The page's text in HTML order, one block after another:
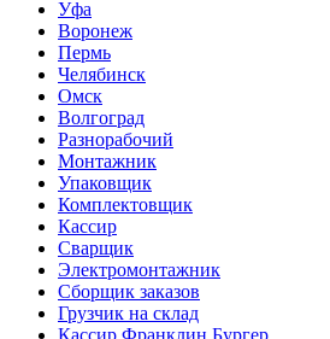
Уфа
Воронеж
Пермь
Челябинск
Омск
Волгоград
Разнорабочий
Монтажник
Упаковщик
Комплектовщик
Кассир
Сварщик
Электромонтажник
Сборщик заказов
Грузчик на склад
Кассир Франклин Бургер